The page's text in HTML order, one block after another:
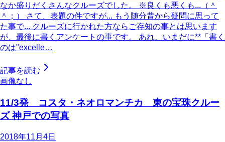
なか盛りだくさんなクルーズでした。 ※良くも悪くも...（＾
＾；） さて、表題の件ですが... もう随分昔から疑問に思って
た事で... クルーズに行かれた方ならご存知の事とは思います
が、最後に書くアンケートの事です。 あれ、いまだに**「書く
のは"excelle…
記事を読む
画像なし
11/3発 コスタ・ネオロマンチカ 東の宝珠クルー
ズ 神戸での写真
2018年11月4日